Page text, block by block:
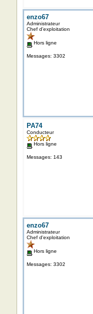
enzo67
Administrateur
Chef d'exploitation
Hors ligne
Messages: 3302
PA74
Conducteur
Hors ligne
Messages: 143
enzo67
Administrateur
Chef d'exploitation
Hors ligne
Messages: 3302